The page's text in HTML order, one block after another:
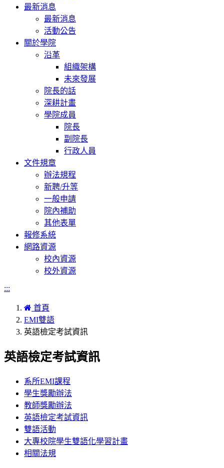
最新消息
最新消息
活動公告
關於學院
沿革
組織架構
未來發展
院長的話
深耕計畫
學院成員
院長
副院長
行政人員
文件規章
辦法規程
新聘/升等
一般申請
院內補助
其他表單
報修系統
網路資源
校內資源
校外資源
:::
首頁
EMI雙語
英語檢定考試資訊
英語檢定考試資訊
系所EMI課程
學生獎勵辦法
教師獎勵辦法
英語檢定考試資訊
雙語活動
大專校院學生雙語化學習計畫
相關法規